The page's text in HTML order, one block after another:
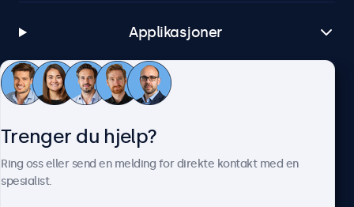
Applikasjoner
Kundeservice
Trenger du hjelp?
Ring oss eller send en melding for direkte kontakt med en
spesialist.